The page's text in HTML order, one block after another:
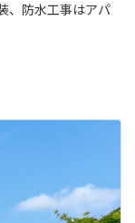
、防水工事はアパ